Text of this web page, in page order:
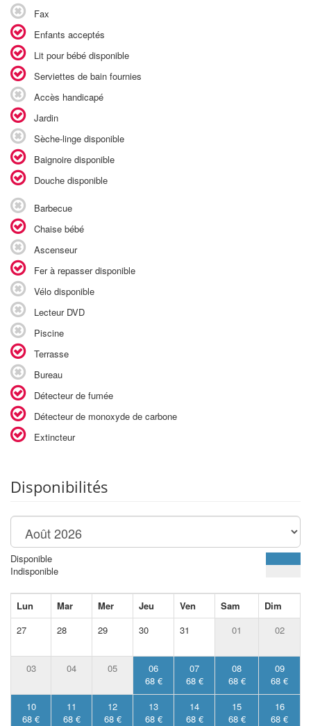
Fax
Enfants acceptés
Lit pour bébé disponible
Serviettes de bain fournies
Accès handicapé
Jardin
Sèche-linge disponible
Baignoire disponible
Douche disponible
Barbecue
Chaise bébé
Ascenseur
Fer à repasser disponible
Vélo disponible
Lecteur DVD
Piscine
Terrasse
Bureau
Détecteur de fumée
Détecteur de monoxyde de carbone
Extincteur
Disponibilités
Disponible
Indisponible
Lun Mar Mer Jeu Ven Sam
Dim
27
28 29 30 31 01 02
03 04 05
06
68 €
07
68 €
08
68 €
09
68 €
10
68 €
11
68 €
12
68 €
13
68 €
14
68 €
15
68 €
16
68 €